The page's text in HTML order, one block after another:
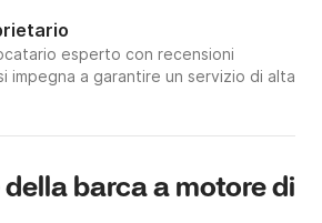
esperto con recensioni
impegna a garantire un servizio di alta
barca a motore di